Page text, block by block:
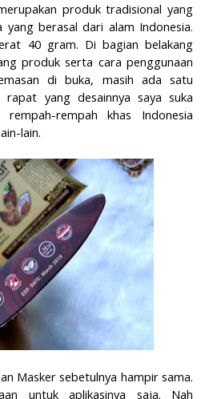
produk tradisional yang
berasal dari alam Indonesia.
40 gram. Di bagian belakang
produk serta cara penggunaan
di buka, masih ada satu
yang desainnya saya suka
rempah khas Indonesia
lain.
Masker sebetulnya hampir sama.
untuk aplikasinya saja. Nah